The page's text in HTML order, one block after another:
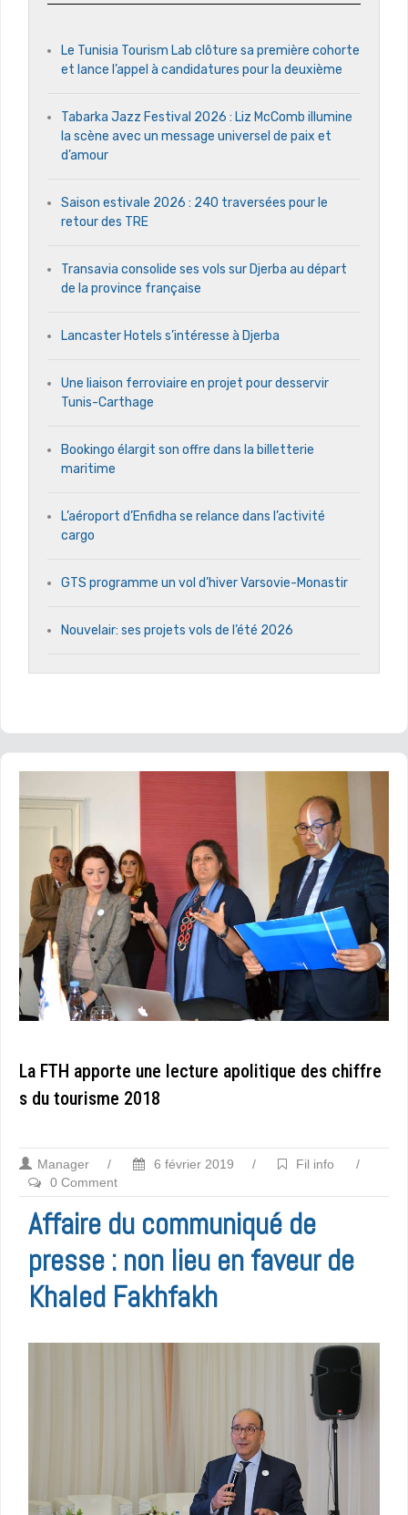
Le Tunisia Tourism Lab clôture sa première cohorte
et lance l’appel à candidatures pour la deuxième
Tabarka Jazz Festival 2026 : Liz McComb illumine
la scène avec un message universel de paix et
d’amour
Saison estivale 2026 : 240 traversées pour le
retour des TRE
Transavia consolide ses vols sur Djerba au départ
de la province française
Lancaster Hotels s’intéresse à Djerba
Une liaison ferroviaire en projet pour desservir
Tunis-Carthage
Bookingo élargit son offre dans la billetterie
maritime
L’aéroport d’Enfidha se relance dans l’activité
cargo
GTS programme un vol d’hiver Varsovie-Monastir
Nouvelair: ses projets vols de l’été 2026
La FTH apporte une lecture apolitique des chiffre
s du tourisme 2018
Manager / 6 février 2019 / Fil info
/
0 Comment
Affaire du communiqué de
presse : non lieu en faveur de
Khaled Fakhfakh